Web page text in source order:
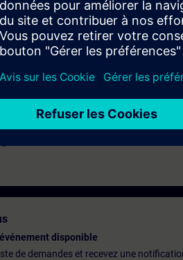
that dives deep into the OPC UA
Course.
disponible
de demandes et recevez une